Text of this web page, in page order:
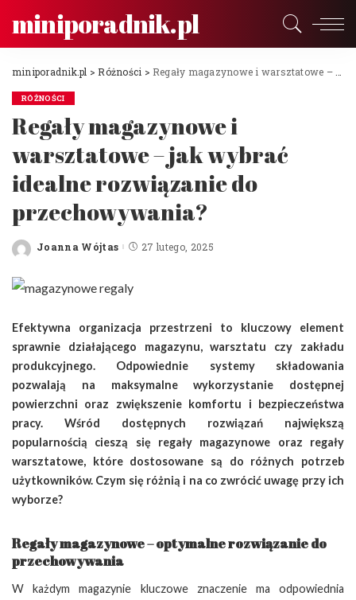
miniporadnik.pl
miniporadnik.pl >Różności > Regały magazynowe i warsztatowe – jak wybrać idealne rozwiązanie do przechowywania?
RÓŻNOŚCI
Regały magazynowe i
warsztatowe – jak wybrać
idealne rozwiązanie do
przechowywania?
Posted
Joanna Wójtas 27 lutego, 2025
Efektywna organizacja przestrzeni to kluczowy element
sprawnie działającego magazynu, warsztatu czy zakładu
produkcyjnego. Odpowiednie systemy składowania
pozwalają na maksymalne wykorzystanie dostępnej
powierzchni oraz zwiększenie komfortu i bezpieczeństwa
pracy. Wśród dostępnych rozwiązań największą
popularnością cieszą się regały magazynowe oraz regały
warsztatowe, które dostosowane są do różnych potrzeb
użytkowników. Czym się różnią i na co zwrócić uwagę przy ich
wyborze?
Regały magazynowe – optymalne rozwiązanie do
przechowywania
W każdym magazynie kluczowe znaczenie ma odpowiednia